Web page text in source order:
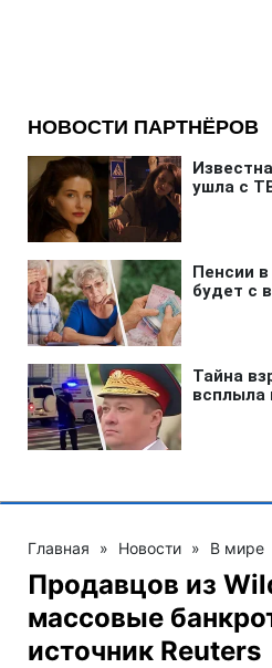
Главная » Новости » В мире
Продавцов из
массовые
источник Reuters